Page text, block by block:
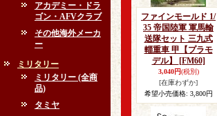
アカデミー・ドラ
ゴン・AFVクラブ
その他海外メーカ
ー
ミリタリー
ミリタリー (全商
品)
タミヤ
ファインモールド 1/
35 帝国陸軍 軍馬輸
送隊セット 三九式
輜重車 甲【プラモ
デル】
[FM60]
3,040円(税別)
[在庫わずか]
希望小売価格: 3,800円